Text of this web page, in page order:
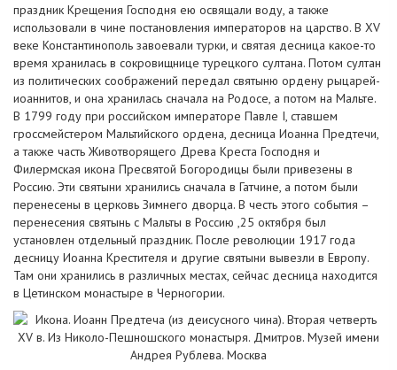
праздник Крещения Господня ею освящали воду, а также
использовали в чине постановления императоров на царство. В XV
веке Константинополь завоевали турки, и святая десница какое-то
время хранилась в сокровищнице турецкого султана. Потом султан
из политических соображений передал святыню ордену рыцарей-
иоаннитов, и она хранилась сначала на Родосе, а потом на Мальте.
В 1799 году при российском императоре Павле I, ставшем
гроссмейстером Мальтийского ордена, десница Иоанна Предтечи,
а также часть Животворящего Древа Креста Господня и
Филермская икона Пресвятой Богородицы были привезены в
Россию. Эти святыни хранились сначала в Гатчине, а потом были
перенесены в церковь Зимнего дворца. В честь этого события –
перенесения святынь с Мальты в Россию ,25 октября был
установлен отдельный праздник. После революции 1917 года
десницу Иоанна Крестителя и другие святыни вывезли в Европу.
Там они хранились в различных местах, сейчас десница находится
в Цетинском монастыре в Черногории.